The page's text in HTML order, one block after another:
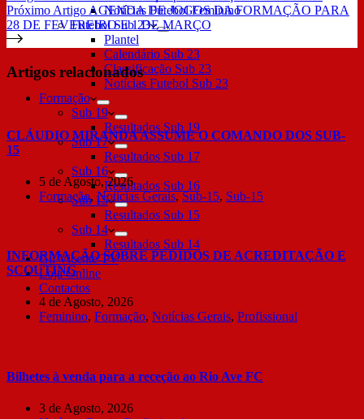
Notícias Futebol Feminino
Futebol Sub 23
Plantel
Calendário Sub 23
Classificação Sub 23
Notícias Futebol Sub 23
Formação
Sub 19
Resultados Sub 19
Sub 17
Resultados Sub 17
Sub 16
Resultados Sub 16
Sub 15
Resultados Sub 15
Sub 14
Resultados Sub 14
Gil Vicente TV
Loja Online
Contactos
Próximo Artigo AGENDA DE JOGOS DA FORMAÇÃO PARA
28 DE FEVEREIRO E 1 DE MARÇO
Artigos relacionados
CLÁUDIO MIRANDA ASSUME O COMANDO DOS SUB-
15
5 de Agosto, 2026
Formação,Notícias Gerais,Sub-15, Sub-15
INFORMAÇÃO SOBRE PEDIDOS DE ACREDITAÇÃO E
SCOUTING
4 de Agosto, 2026
Feminino, Formação, Notícias Gerais, Profissional
Bilhetes à venda para a receção ao Rio Ave FC
3 de Agosto, 2026